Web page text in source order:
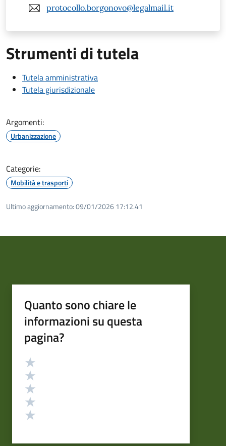
protocollo.borgonovo@legalmail.it
Strumenti di tutela
Tutela amministrativa
Tutela giurisdizionale
Argomenti:
Urbanizzazione
Categorie:
Mobilità e trasporti
Ultimo aggiornamento:09/01/2026 17:12.41
Quanto sono chiare le
informazioni su questa
pagina?
Valutazione